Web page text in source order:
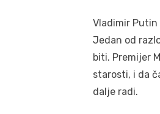
Vladimir Putin
Jedan od
biti. Premijer
starosti, i da
dalje radi.